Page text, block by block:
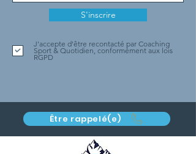
S'inscrire
J'accepte d'être recontacté par Coaching
Sport & Quotidien, conformément aux lois
RGPD
Être rappelé(e)